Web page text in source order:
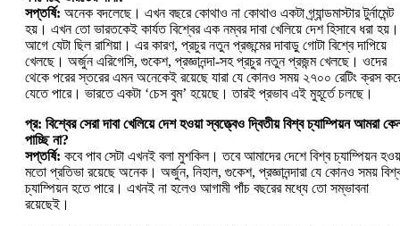
সপ্তর্ষি: অনেক বদলেছে। এখন বছরে কোথাও না কোথাও একটা গ্র্যান্ডমাস্টার টুর্নামেন্ট
হয়। এখন তো ভারতকেই কার্যত বিশ্বের এক নম্বর দাবা খেলিয়ে দেশ হিসাবে ধরা হয়।
আগে যেটা ছিল রাশিয়া। এর কারণ, প্রচুর নতুন প্রজন্মের দাবাড়ু গোটা বিশ্বে দাপিয়ে
খেলছে। অর্জুন এরিগেসি, গুকেশ, প্রজ্ঞানন্দা-সহ প্রচুর নতুন প্রজন্ম খেলছে। ওদের
থেকে পরের স্তরের এমন অনেকেই রয়েছে যারা যে কোনও সময় ২৭০০ রেটিং ক্রস
যেতে পারে। ভারতে একটা ‘চেস বুম’ হয়েছে। তারই প্রভাব এই মুহূর্তে চলছে।
প্র: বিশ্বের সেরা দাবা খেলিয়ে দেশ হওয়া স্বত্ত্বেও দ্বিতীয় বিশ্ব চ্যাম্পিয়ন আমরা
পাচ্ছি না?
সপ্তর্ষি: কবে পাব সেটা এখনই বলা মুশকিল। তবে আমাদের দেশে বিশ্ব চ্যাম্পিয়ন
মতো প্রতিভা রয়েছে অনেক। অর্জুন, নিহাল, গুকেশ, প্রজ্ঞানন্দারা যে কোনও সময়
চ্যাম্পিয়ন হতে পারে। এখনই না হলেও আগামী পাঁচ বছরের মধ্যে তো সম্ভাবনা
রয়েছেই।